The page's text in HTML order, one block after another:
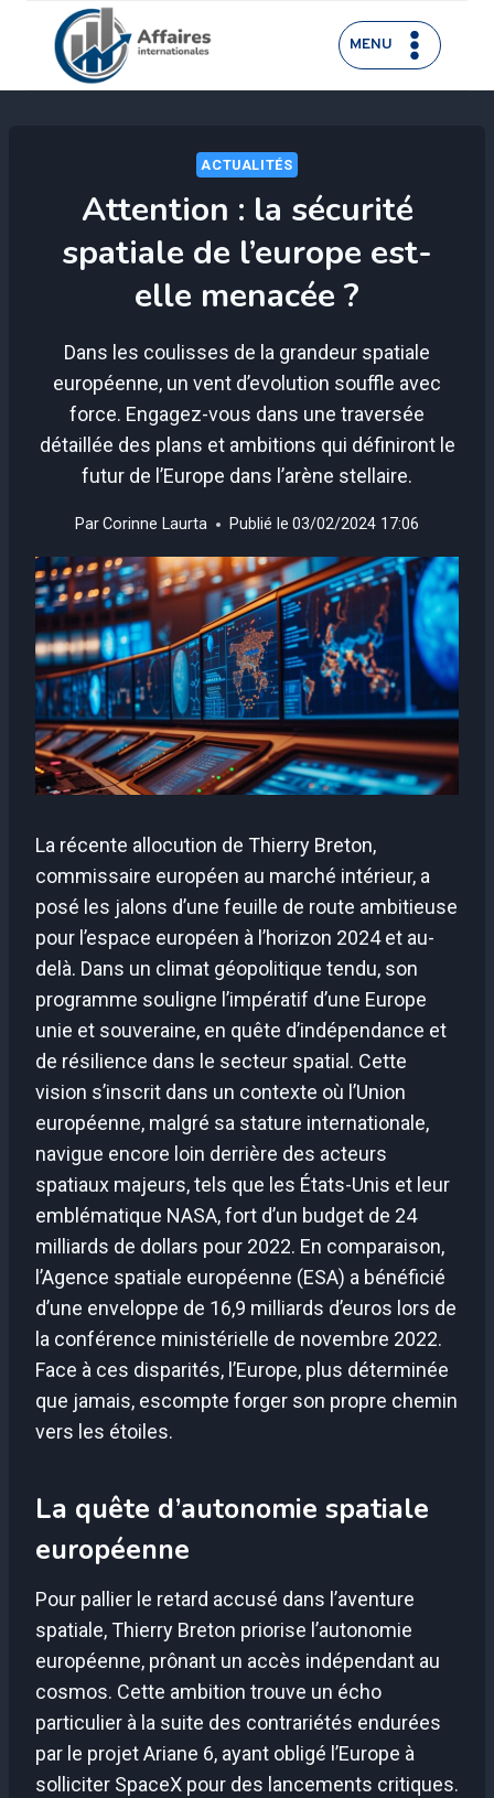
contenu
MENU
ACTUALITÉS
Attention : la sécurité
spatiale de l’europe est-
elle menacée ?
Dans les coulisses de la grandeur spatiale
européenne, un vent d’evolution souffle avec
force. Engagez-vous dans une traversée
détaillée des plans et ambitions qui définiront le
futur de l’Europe dans l’arène stellaire.
ParCorinne Laurta Publié le 03/02/2024 17:06
La récente allocution de Thierry Breton,
commissaire européen au marché intérieur, a
posé les jalons d’une feuille de route ambitieuse
pour l’espace européen à l’horizon 2024 et au-
delà. Dans un climat géopolitique tendu, son
programme souligne l’impératif d’une Europe
unie et souveraine, en quête d’indépendance et
de résilience dans le secteur spatial. Cette
vision s’inscrit dans un contexte où l’Union
européenne, malgré sa stature internationale,
navigue encore loin derrière des acteurs
spatiaux majeurs, tels que les États-Unis et leur
emblématique NASA, fort d’un budget de 24
milliards de dollars pour 2022. En comparaison,
l’Agence spatiale européenne (ESA) a bénéficié
d’une enveloppe de 16,9 milliards d’euros lors de
la conférence ministérielle de novembre 2022.
Face à ces disparités, l’Europe, plus déterminée
que jamais, escompte forger son propre chemin
vers les étoiles.
La quête d’autonomie spatiale
européenne
Pour pallier le retard accusé dans l’aventure
spatiale, Thierry Breton priorise l’autonomie
européenne, prônant un accès indépendant au
cosmos. Cette ambition trouve un écho
particulier à la suite des contrariétés endurées
par le projet Ariane 6, ayant obligé l’Europe à
solliciter SpaceX pour des lancements critiques.